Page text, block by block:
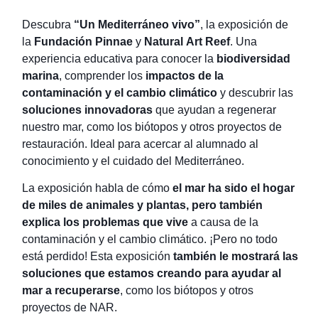
Descubra “Un Mediterráneo vivo”, la exposición de
la Fundación Pinnae y Natural Art Reef. Una
experiencia educativa para conocer la biodiversidad
marina, comprender los impactos de la
contaminación y el cambio climático y descubrir las
soluciones innovadoras que ayudan a regenerar
nuestro mar, como los biótopos y otros proyectos de
restauración. Ideal para acercar al alumnado al
conocimiento y el cuidado del Mediterráneo.
La exposición habla de cómo el mar ha sido el hogar
de miles de animales y plantas, pero también
explica los problemas que vivea causa de la
contaminación y el cambio climático. ¡Pero no todo
está perdido! Esta exposicióntambién le mostrará las
soluciones que estamos creando para ayudar al
mar a recuperarse, como los biótopos y otros
proyectos de NAR.